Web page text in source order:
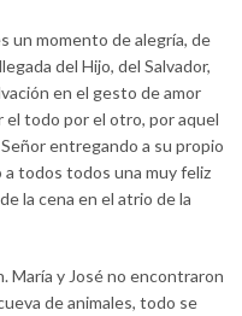
un momento de alegría, de
del Hijo, del Salvador,
en el gesto de amor
el todo por el otro, por aquel
entregando a su propio
a todos todos una muy feliz
la cena en el atrio de la
María y José no encontraron
de animales, todo se